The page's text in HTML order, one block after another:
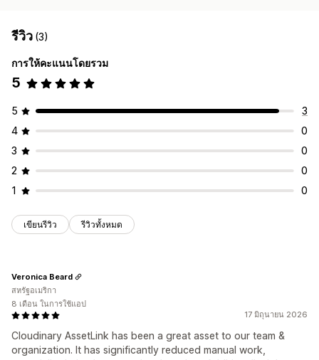
รีวิว (3)
การให้คะแนนโดยรวม
5
5
3
4
0
3
0
2
0
1
0
เขียนรีวิว รีวิวทั้งหมด
17 มิถุนายน 2026
Cloudinary AssetLink has been a great asset to our team &
organization. It has significantly reduced manual work,
Veronica Beard
สหรัฐอเมริกา
8 เดือน ในการใช้แอป